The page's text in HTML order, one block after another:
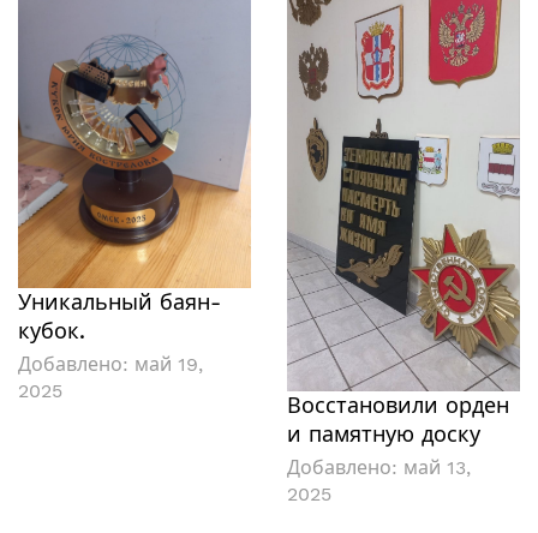
Уникальный баян-
кубок.
Добавлено: май 19,
2025
Восстановили орден
и памятную доску
Добавлено: май 13,
2025